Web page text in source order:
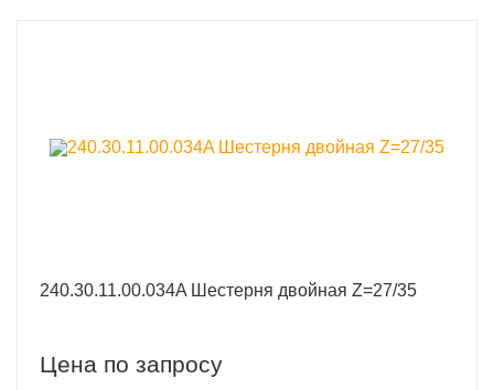
240.30.11.00.034A Шестерня двойная Z=27/35
Цена по запросу